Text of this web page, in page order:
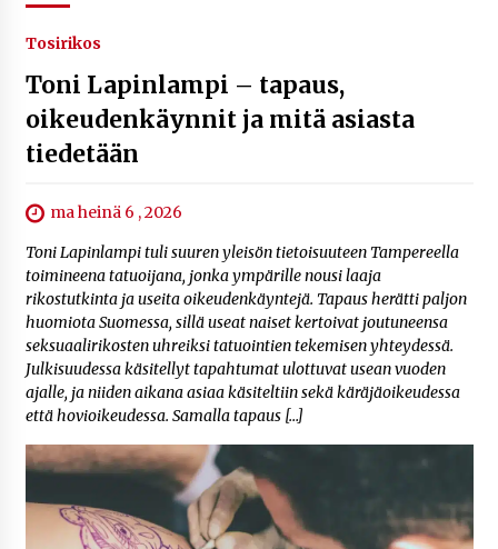
Tosirikos
Toni Lapinlampi – tapaus,
oikeudenkäynnit ja mitä asiasta
tiedetään
ma heinä 6 , 2026
Toni Lapinlampi tuli suuren yleisön tietoisuuteen Tampereella
toimineena tatuoijana, jonka ympärille nousi laaja
rikostutkinta ja useita oikeudenkäyntejä. Tapaus herätti paljon
huomiota Suomessa, sillä useat naiset kertoivat joutuneensa
seksuaalirikosten uhreiksi tatuointien tekemisen yhteydessä.
Julkisuudessa käsitellyt tapahtumat ulottuvat usean vuoden
ajalle, ja niiden aikana asiaa käsiteltiin sekä käräjäoikeudessa
että hovioikeudessa. Samalla tapaus […]